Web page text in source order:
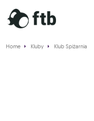
Home Kluby Klub Spiżarnia